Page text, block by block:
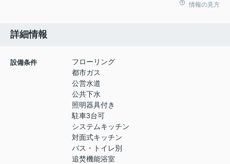
情報の見方
詳細情報
設備条件
フローリング
都市ガス
公営水道
公共下水
照明器具付き
駐車3台可
システムキッチン
対面式キッチン
バス・トイレ別
追焚機能浴室